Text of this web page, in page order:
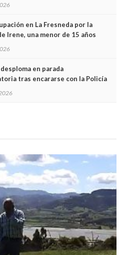
en La Fresneda por la
Irene, una menor de 15 años
en parada
tras encararse con la Policía